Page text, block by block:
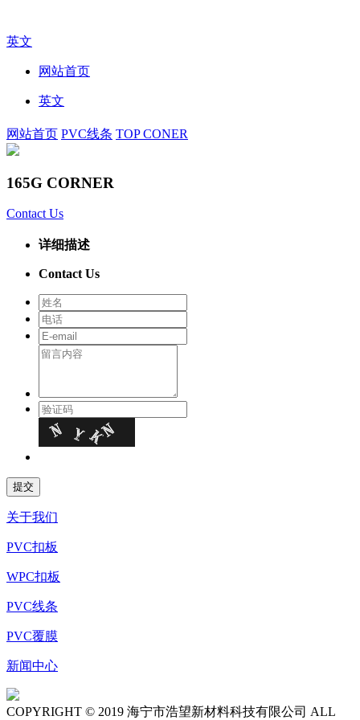
英文
网站首页
英文
网站首页 PVC线条 TOP CONER
165G CORNER
Contact Us
详细描述
Contact Us
关于我们
PVC扣板
WPC扣板
PVC线条
PVC覆膜
新闻中心
COPYRIGHT © 2019 海宁市浩望新材料科技有限公司 ALL